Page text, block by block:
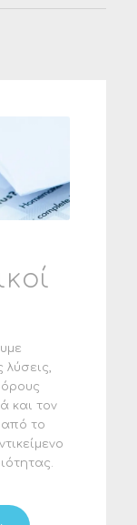
λύσεις,
και τον
από το